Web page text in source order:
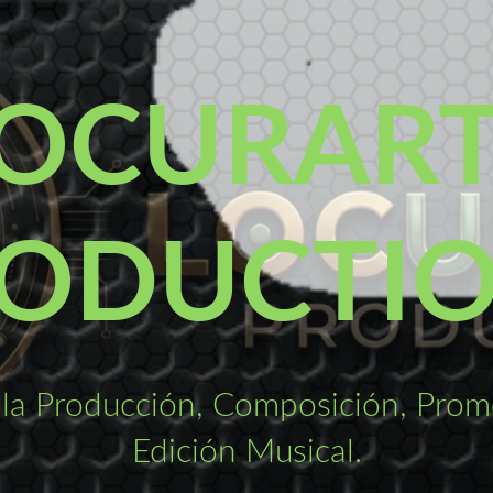
Producción, Composición,
Edición Musical.